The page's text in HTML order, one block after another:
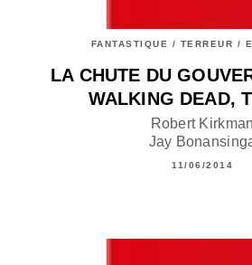
FANTASTIQUE / TERREUR /
LA CHUTE DU
WALKING DEAD,
Robert Kirkman
Jay
11/06/2014